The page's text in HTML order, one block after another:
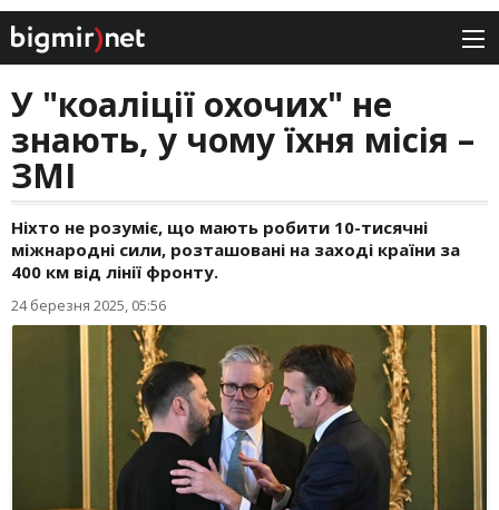
У "коаліції охочих" не
знають, у чому їхня місія –
ЗМІ
Ніхто не розуміє, що мають робити 10-тисячні
міжнародні сили, розташовані на заході країни за
400 км від лінії фронту.
24 березня 2025, 05:56